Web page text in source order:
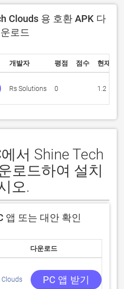
Clouds 용 호환 APK 다
운로드
개발자 평점 점수 현재 버
Rs Solutions 0 1.2
서 Shine Tech
로드하여 설치
오.
앱 또는 대안 확인
다운로드
Clouds PC 앱 받기